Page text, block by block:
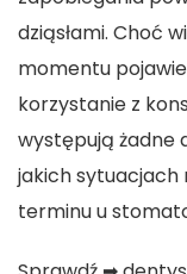
dziąsłami. Choć
momentu
korzystanie z
występują żadne
jakich sytuacjach
terminu u